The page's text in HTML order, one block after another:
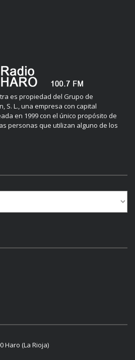
es propiedad del Grupo de
S. L., una empresa con capital
en 1999 con el único propósito de
personas que utilizan alguno de los
Haro (La Rioja)